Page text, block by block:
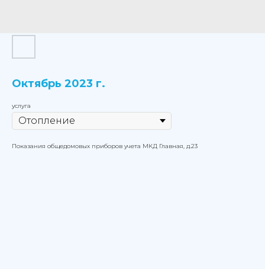
Октябрь 2023 г.
услуга
Показания общедомовых приборов учета МКД Главная, д.23